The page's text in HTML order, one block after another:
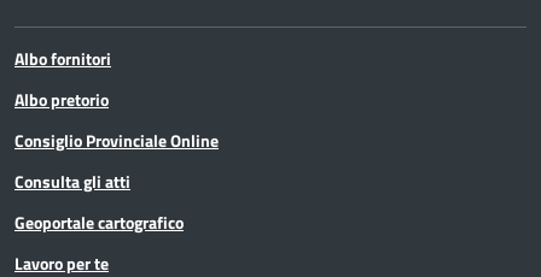
Albo fornitori
Albo pretorio
Consiglio Provinciale Online
Consulta gli atti
Geoportale cartografico
Lavoro per te